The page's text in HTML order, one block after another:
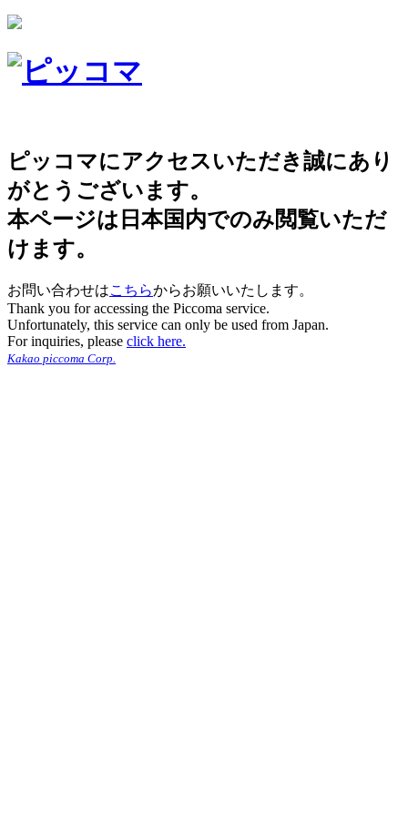
ピッコマにアクセスいただき誠にあり
がとうございます。
本ページは日本国内でのみ閲覧いただ
けます。
お問い合わせはこちらからお願いいたします。
Thank you for accessing the Piccoma service.
Unfortunately, this service can only be used from Japan.
For inquiries, please click here.
Kakao piccoma Corp.